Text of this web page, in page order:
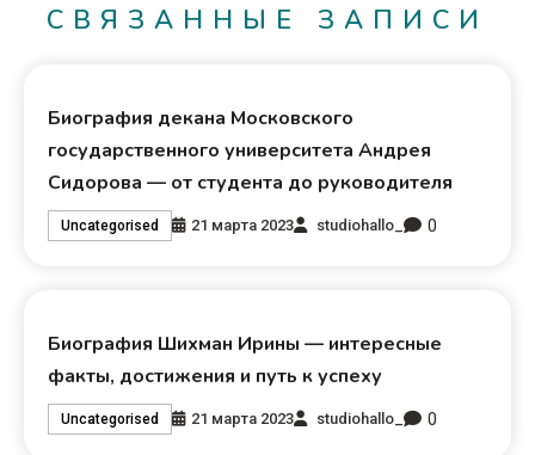
СВЯЗАННЫЕ ЗАПИСИ
Биография декана Московского
государственного университета Андрея
Сидорова — от студента до руководителя
Uncategorised 21 марта 2023 studiohallo_ 0
Биография Шихман Ирины — интересные
факты, достижения и путь к успеху
Uncategorised 21 марта 2023 studiohallo_ 0